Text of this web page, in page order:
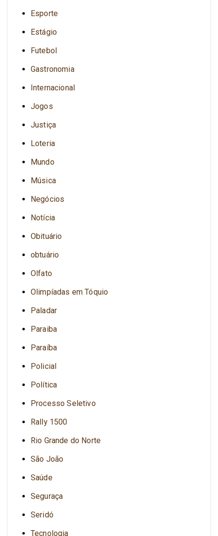
Esporte
Estágio
Futebol
Gastronomia
Internacional
Jogos
Justiça
Loteria
Mundo
Música
Negócios
Notícia
Obituário
obtuário
Olfato
Olimpíadas em Tóquio
Paladar
Paraiba
Paraíba
Policial
Política
Processo Seletivo
Rally 1500
Rio Grande do Norte
São João
Saúde
Seguraça
Seridó
Tecnologia